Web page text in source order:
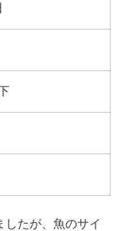
したが、魚のサイ